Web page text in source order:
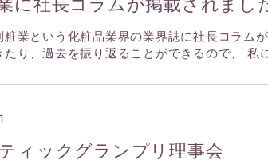
粧業という化粧品業界の業界誌に社長コラム
たり、過去を振り返ることができるので、 私
ィックグランプリ理事会